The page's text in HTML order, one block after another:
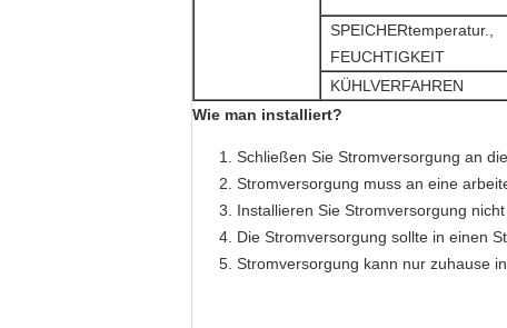
SPEICHERtemperatur.,
FEUCHTIGKEIT
KÜHLVERFAHREN
Wie man installiert?
Schließen Sie Stromversorgung an
Stromversorgung muss an eine
Installieren Sie Stromversorgung
Die Stromversorgung sollte in einen
Stromversorgung kann nur zuhause